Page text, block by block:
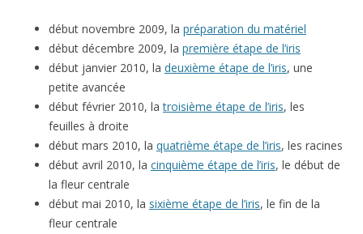
début novembre 2009, la préparation du matériel
début décembre 2009, la première étape de l’iris
début janvier 2010, la deuxième étape de l’iris, une
petite avancée
début février 2010, latroisième étape de l’iris, les
feuilles à droite
début mars 2010, la quatrième étape de l’iris, les racines
début avril 2010, la cinquième étape de l’iris, le début de
la fleur centrale
début mai 2010, la sixième étape de l’iris, le fin de la
fleur centrale